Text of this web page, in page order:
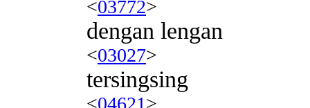
<03772>
dengan lengan
<03027>
tersingsing
<04621>